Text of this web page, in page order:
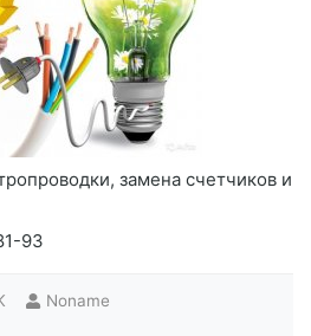
замена счетчиков и
93
Noname